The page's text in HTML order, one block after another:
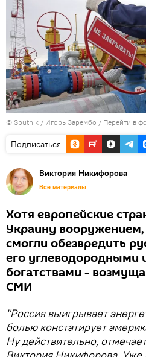
© Sputnik / Игорь Зарембо / Перейти в
Подписаться
Виктория Никифорова
Все материалы
Хотя европейские
Украину
смогли обезвредить
его углеводородными
богатствами -
СМИ
"Россия выигрывает
болью констатирует
Ну действительно,